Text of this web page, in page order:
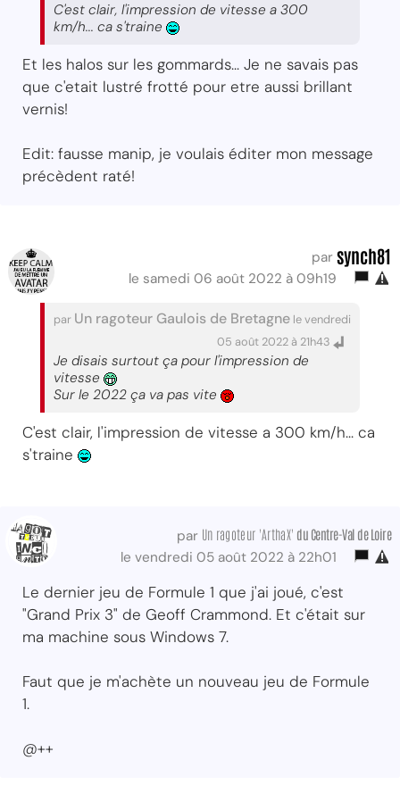
C'est clair, l'impression de vitesse a 300
km/h... ca s'traine
Et les halos sur les gommards... Je ne savais pas
que c'etait lustré frotté pour etre aussi brillant
vernis!
Edit: fausse manip, je voulais éditer mon message
précèdent raté!
par synch81
le samedi 06 août 2022 à 09h19
par Un ragoteur Gaulois de Bretagne le vendredi
05 août 2022 à 21h43
Je disais surtout ça pour l'impression de
vitesse
Sur le 2022 ça va pas vite
C'est clair, l'impression de vitesse a 300 km/h... ca
s'traine
par Un ragoteur 'ArthaX' du Centre-Val de Loire
le vendredi 05 août 2022 à 22h01
Le dernier jeu de Formule 1 que j'ai joué, c'est
"Grand Prix 3" de Geoff Crammond. Et c'était sur
ma machine sous Windows 7.
Faut que je m'achète un nouveau jeu de Formule
1.
@++